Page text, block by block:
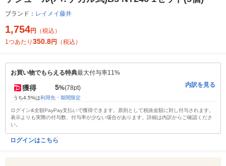
ブランド： レイメイ藤井
1,754円
（税込）
1つあたり 350.8円 （税込）
お買い物でもらえる特典最大付与率11%
獲得 5%(78pt)
うち4.5%は利用先・期間限定
内訳を見る
ログイン&全額PayPay支払いで獲得できます。原則として税抜金額に対し付与されます。
表示よりも実際の付与数、付与率が少ない場合があります。詳細は内訳からご確認くださ
い。
ログインはこちら